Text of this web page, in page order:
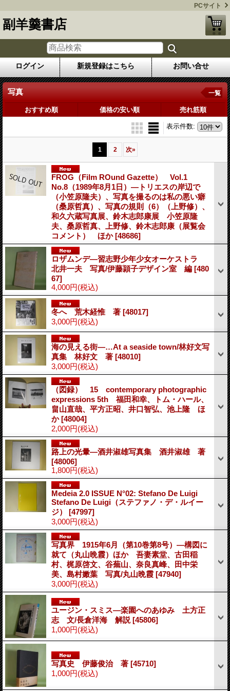
PCサイト
副羊羹書店
ログイン 新規登録はこちら お問い合せ
写真 一覧
おすすめ順 価格の安い順 売れ筋順
表示件数:
1 2 次»
FROG（Film ROund Gazette） Vol.1
No.8（1989年8月1日）―トリエスの岸辺で
（小笠原隆夫）、写真を撮るのは私の悪い癖
（桑原哲真）、写真の規則（6）（上野修）、
和久六蔵写真展、鈴木志郎康展 小笠原隆
夫、桑原哲真、上野修、鈴木志郎康（展覧会
コメント） ほか[48686]
ロザムンデ―習志野少年少女オーケストラ
北井一夫 写真/伊藤頴子デザイン室 編 [480
67]
4,000円(税込)
冬へ 荒木経惟 著 [48017]
3,000円(税込)
海の見える街―…At a seaside town/林好文写
真集 林好文 著 [48010]
3,000円(税込)
（図録） 15 contemporary photographic
expressions 5th 福田和幸、トム・ハール、
畠山直哉、平方正昭、井口智弘、池上隆 ほ
か[48004]
2,000円(税込)
路上の光暈―酒井淑雄写真集 酒井淑雄 著
[48006]
1,800円(税込)
Medeia 2.0 ISSUE N°02: Stefano De Luigi
Stefano De Luigi（ステファノ・デ・ルイー
ジ） [47997]
3,000円(税込)
写真界 1915年6月（第10巻第8号）―構図に
就て（丸山晩霞）ほか 吾妻素堂、古田稲
村、梶原啓文、谷蕪山、奈良真峰、田中栄
美、島村嫩葉 写真/丸山晩霞 [47940]
3,000円(税込)
ユージン・スミス―楽園へのあゆみ 土方正
志 文/長倉洋海 解説[45806]
1,000円(税込)
写真史 伊藤俊治 著 [45710]
1,000円(税込)